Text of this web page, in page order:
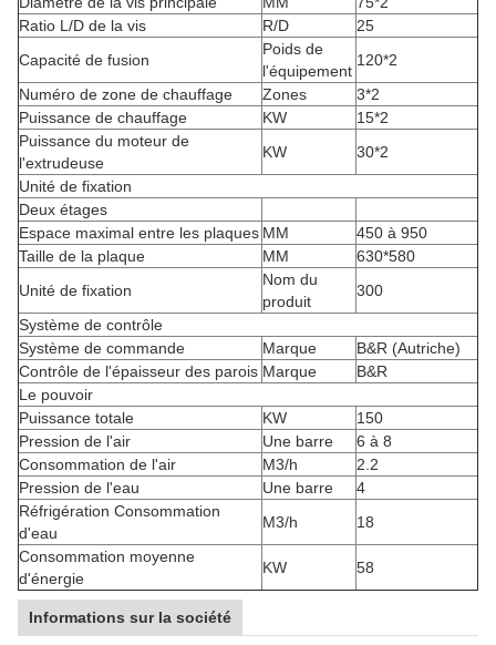
Ratio L/D de la vis
R/D
25
Capacité de fusion
Poids de
l'équipement
120*2
Numéro de zone de chauffage
Zones
3*2
Puissance de chauffage
KW
15*2
Puissance du moteur de
l'extrudeuse
KW
30*2
Unité de fixation
Deux étages
Espace maximal entre les plaques MM
450 à 950
Taille de la plaque
MM
630*580
Unité de fixation
Nom du
produit
300
Système de contrôle
Système de commande
Marque
B&R (Autriche)
Contrôle de l'épaisseur des parois Marque
B&R
Le pouvoir
Puissance totale
KW
150
Pression de l'air
Une barre
6 à 8
Consommation de l'air
M3/h
2.2
Pression de l'eau
Une barre
4
Réfrigération Consommation
d'eau
M3/h
18
Consommation moyenne
d'énergie
KW 58
Informations sur la société